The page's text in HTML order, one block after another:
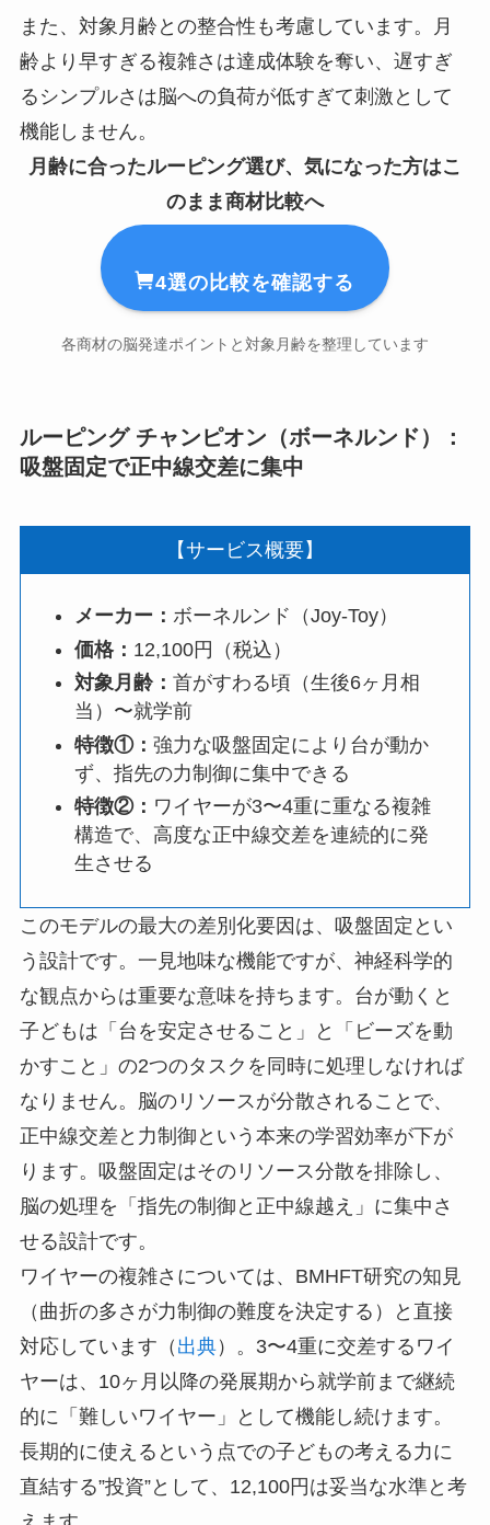
また、対象月齢との整合性も考慮しています。月
齢より早すぎる複雑さは達成体験を奪い、遅すぎ
るシンプルさは脳への負荷が低すぎて刺激として
機能しません。
月齢に合ったルーピング選び、気になった方はこ
のまま商材比較へ
4選の比較を確認する
各商材の脳発達ポイントと対象月齢を整理しています
ルーピング チャンピオン（ボーネルンド）：
吸盤固定で正中線交差に集中
【サービス概要】
メーカー： ボーネルンド（Joy-Toy）
価格： 12,100円（税込）
対象月齢：首がすわる頃（生後6ヶ月相
当）〜就学前
特徴①：強力な吸盤固定により台が動か
ず、指先の力制御に集中できる
特徴②： ワイヤーが3〜4重に重なる複雑
構造で、高度な正中線交差を連続的に発
生させる
このモデルの最大の差別化要因は、吸盤固定とい
う設計です。一見地味な機能ですが、神経科学的
な観点からは重要な意味を持ちます。台が動くと
子どもは「台を安定させること」と「ビーズを動
かすこと」の2つのタスクを同時に処理しなければ
なりません。脳のリソースが分散されることで、
正中線交差と力制御という本来の学習効率が下が
ります。吸盤固定はそのリソース分散を排除し、
脳の処理を「指先の制御と正中線越え」に集中さ
せる設計です。
ワイヤーの複雑さについては、BMHFT研究の知見
（曲折の多さが力制御の難度を決定する）と直接
対応しています（ 出典）。3〜4重に交差するワイ
ヤーは、10ヶ月以降の発展期から就学前まで継続
的に「難しいワイヤー」として機能し続けます。
長期的に使えるという点での子どもの考える力に
直結する”投資”として、12,100円は妥当な水準と考